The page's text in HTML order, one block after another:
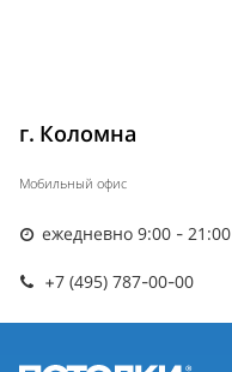
г. Коломна
Мобильный офис
ежедневно 9:00 - 21:00
+7 (495) 787-00-00